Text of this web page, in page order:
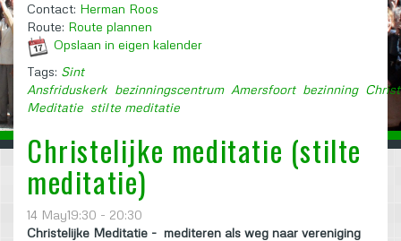
Contact: Herman Roos
Route: Route plannen
Opslaan in eigen kalender
Tags: Sint
Ansfriduskerk bezinningscentrum Amersfoort bezinning
Meditatie stilte meditatie
Christelijke meditatie (stilte
meditatie)
14 May19:30 - 20:30
Christelijke Meditatie - mediteren als weg naar vereniging